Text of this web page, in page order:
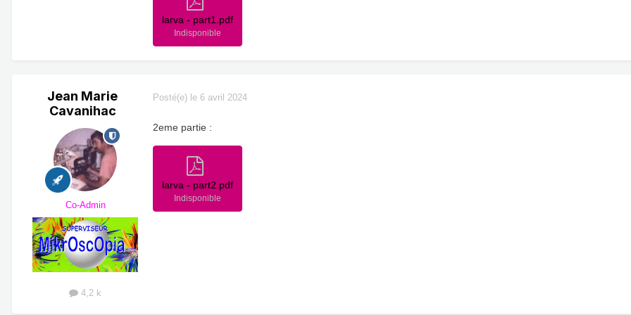
larva - part1.pdf
Indisponible
Jean Marie
Cavanihac
Co-Admin
4,2 k
Posté(e) le 6 avril 2024
2eme partie :
larva - part2.pdf
Indisponible